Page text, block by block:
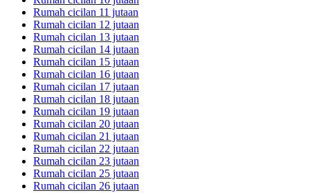
Rumah cicilan 11 jutaan
Rumah cicilan 12 jutaan
Rumah cicilan 13 jutaan
Rumah cicilan 14 jutaan
Rumah cicilan 15 jutaan
Rumah cicilan 16 jutaan
Rumah cicilan 17 jutaan
Rumah cicilan 18 jutaan
Rumah cicilan 19 jutaan
Rumah cicilan 20 jutaan
Rumah cicilan 21 jutaan
Rumah cicilan 22 jutaan
Rumah cicilan 23 jutaan
Rumah cicilan 25 jutaan
Rumah cicilan 26 jutaan